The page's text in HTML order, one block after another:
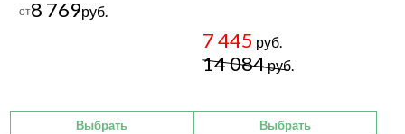
от8 769руб.
Выбрать
7 445 руб.
14 084руб.
Выбрать